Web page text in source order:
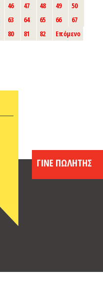
46 47 48 49
50
63 64 65 66
67
80 81 82 Επόμενο
ΓΙΝΕ ΠΩΛΗΤΗΣ